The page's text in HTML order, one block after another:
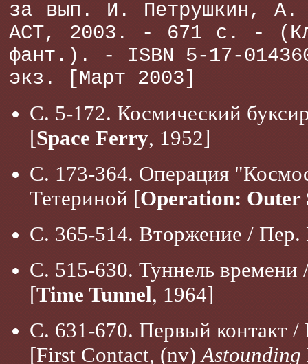
за вып. И. Петрушкин,
АСТ, 2003. - 671 с. -
фант.). - ISBN 5-17-
экз. [Март 2003]
С. 5-172. Космический
[Space Ferry, 1952]
С. 173-364. Операция
Тетериной [Operation: Outer
С. 365-514. Вторжение / Пер.
С. 515-630. Туннель
[Time Tunnel, 1964]
С. 631-670. Первый контакт
[First Contact, (nv)Astounding